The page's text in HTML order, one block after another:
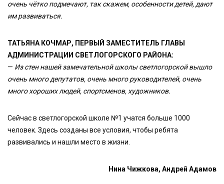
очень чётко подмечают, так скажем, особенности детей, дают
им развиваться.
ТАТЬЯНА КОЧМАР, ПЕРВЫЙ ЗАМЕСТИТЕЛЬ ГЛАВЫ
АДМИНИСТРАЦИИ СВЕТЛОГОРСКОГО РАЙОНА:
— Из стен нашей замечательной школы светлогорской вышло
очень много депутатов, очень много руководителей, очень
много хороших людей, спортсменов, художников.
Сейчас в светлогорской школе №1 учатся больше 1000
человек. Здесь созданы все условия, чтобы ребята
развивались и нашли место в жизни.
Нина Чижкова, Андрей Адамов